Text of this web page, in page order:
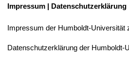
Impressum | Datenschutzerklärung
Impressum der Humboldt-Universität
Datenschutzerklärung der Humboldt-